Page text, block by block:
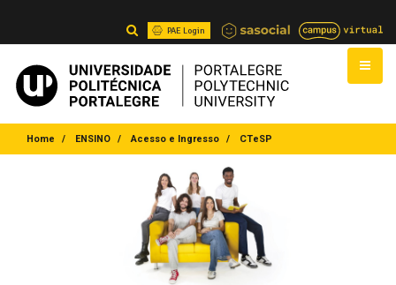
PAE Login
Home ENSINO Acesso e Ingresso CTeSP